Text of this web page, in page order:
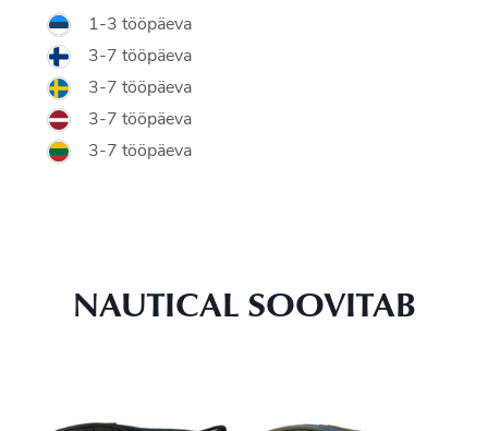
1-3 tööpäeva
3-7 tööpäeva
3-7 tööpäeva
3-7 tööpäeva
3-7 tööpäeva
NAUTICAL SOOVITAB